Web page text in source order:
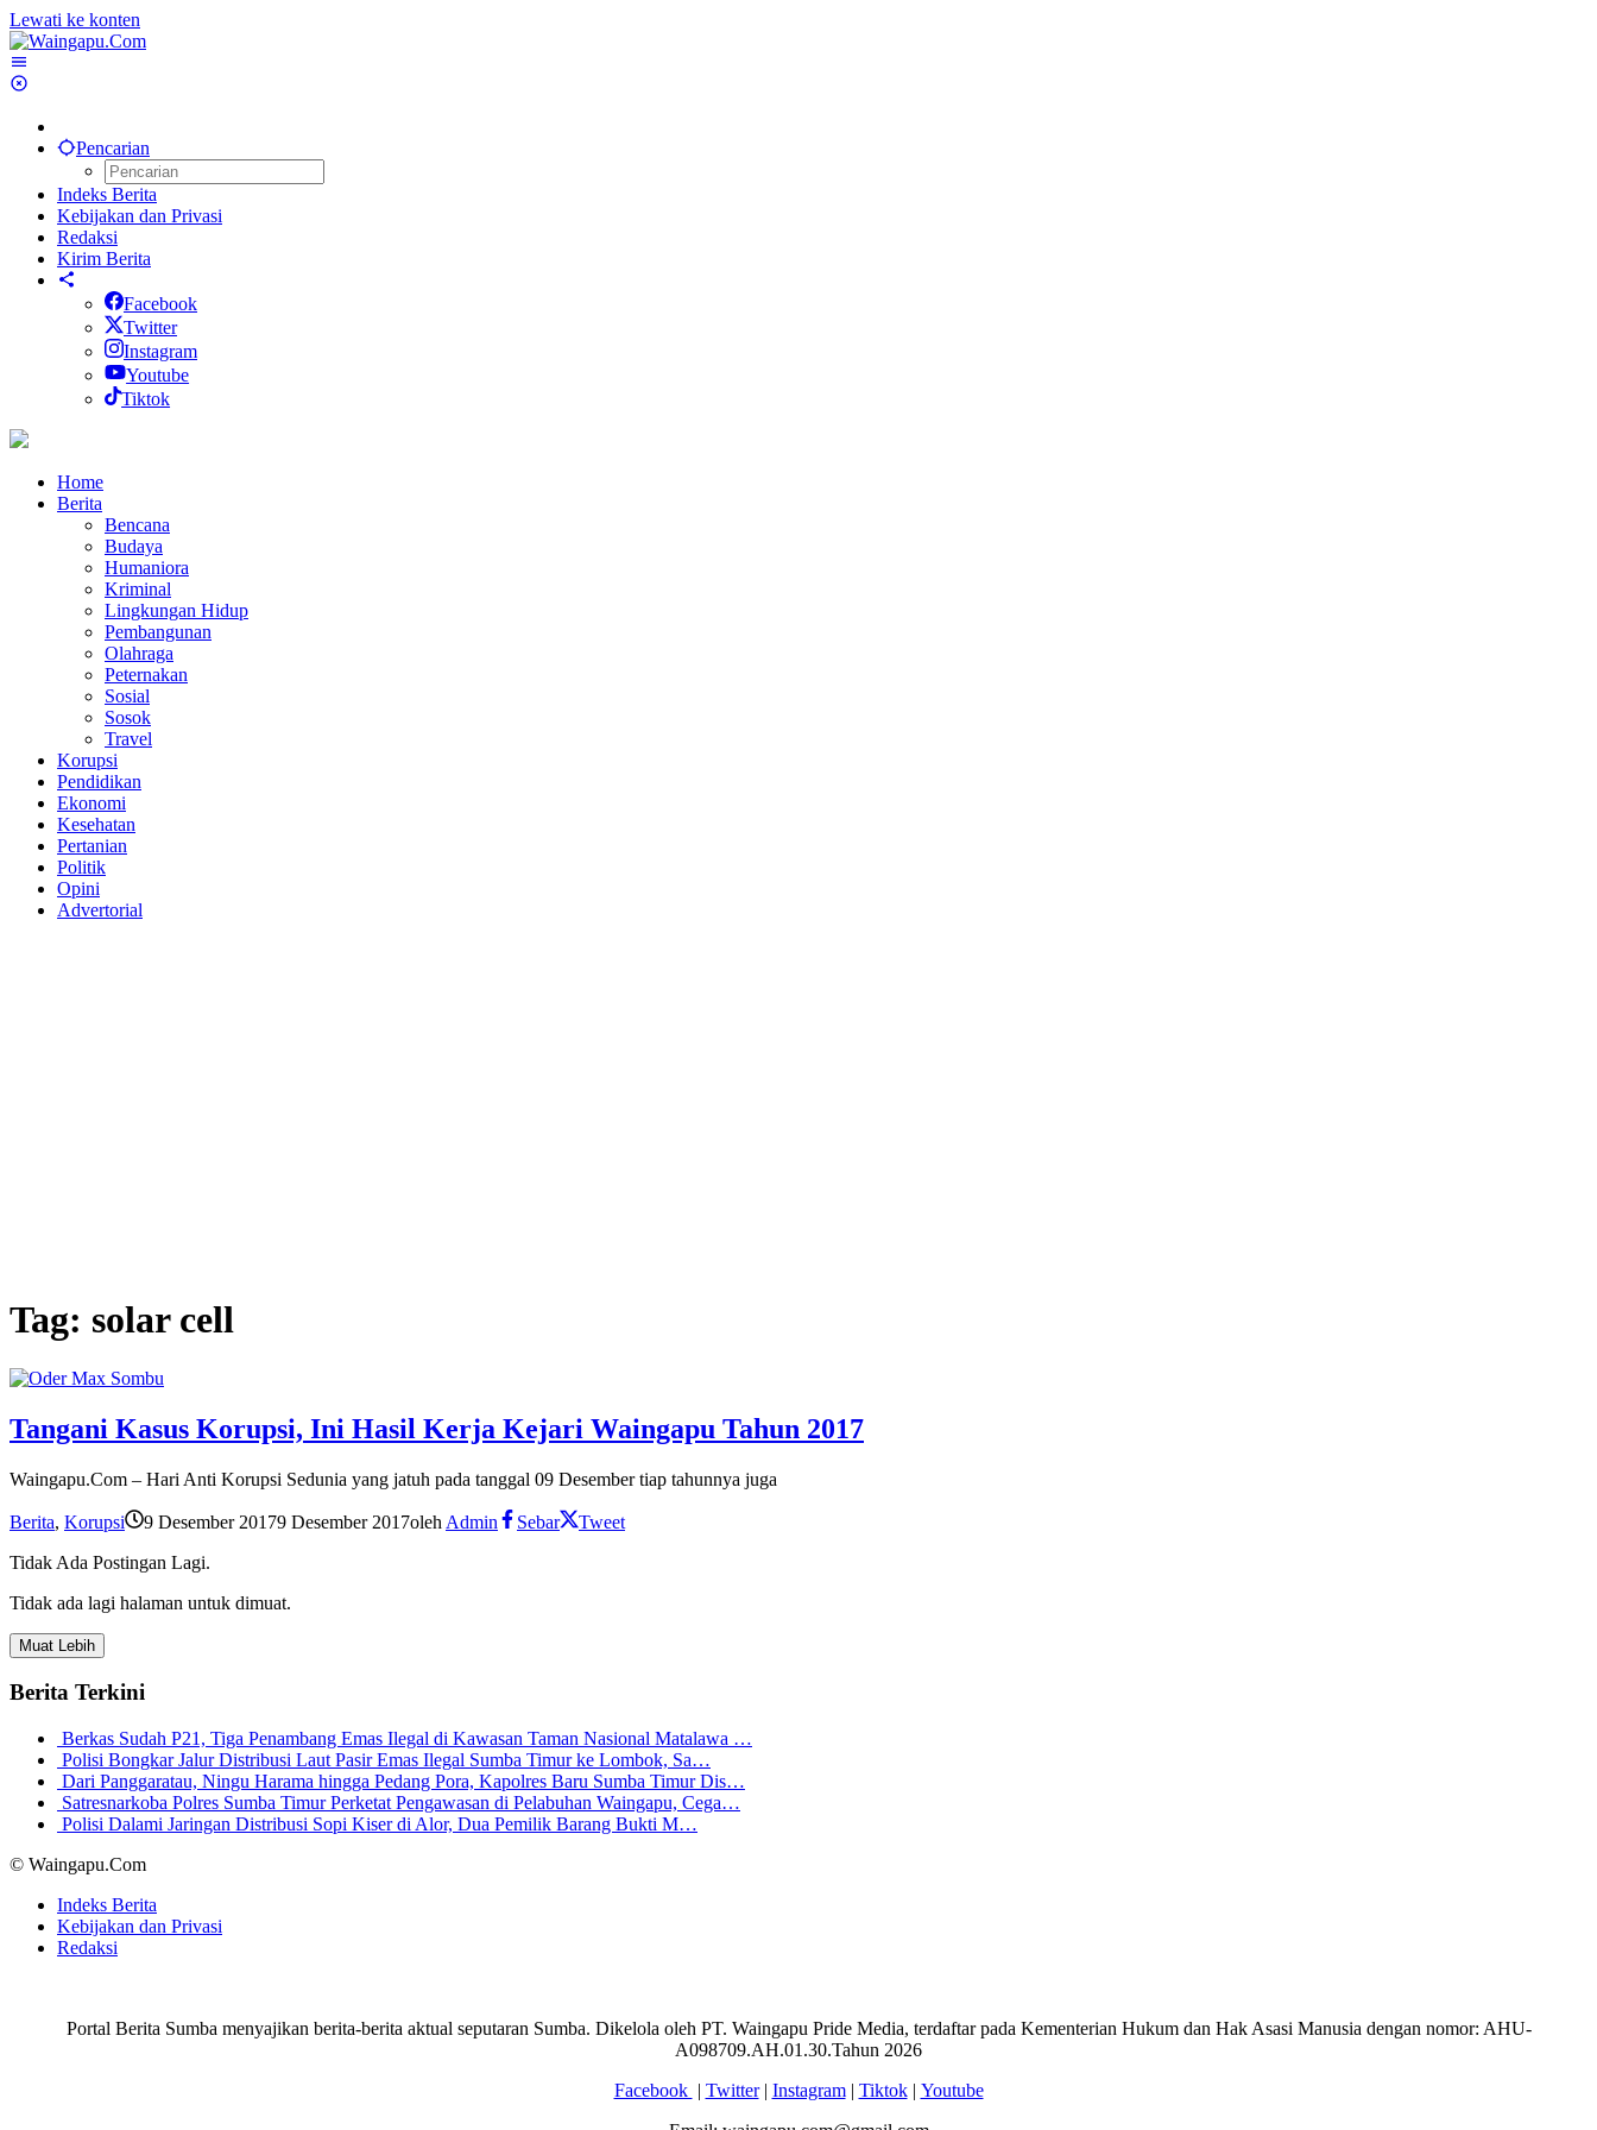
Lewati ke konten
Pencarian
Indeks Berita
Kebijakan dan Privasi
Redaksi
Kirim Berita
Facebook
Twitter
Instagram
Youtube
Tiktok
Home
Berita
Bencana
Budaya
Humaniora
Kriminal
Lingkungan Hidup
Pembangunan
Olahraga
Peternakan
Sosial
Sosok
Travel
Korupsi
Pendidikan
Ekonomi
Kesehatan
Pertanian
Politik
Opini
Advertorial
Tag: solar cell
Tangani Kasus Korupsi, Ini Hasil Kerja Kejari Waingapu Tahun 2017
Waingapu.Com – Hari Anti Korupsi Sedunia yang jatuh pada tanggal 09 Desember tiap tahunnya juga
Berita, Korupsi 9 Desember 20179 Desember 2017oleh Admin Sebar
Tweet
Tidak Ada Postingan Lagi.
Tidak ada lagi halaman untuk dimuat.
Muat Lebih
Berita Terkini
Berkas Sudah P21, Tiga Penambang Emas Ilegal di Kawasan Taman Nasional Matalawa …
Polisi Bongkar Jalur Distribusi Laut Pasir Emas Ilegal Sumba Timur ke Lombok, Sa…
Dari Panggaratau, Ningu Harama hingga Pedang Pora, Kapolres Baru Sumba Timur Dis…
Satresnarkoba Polres Sumba Timur Perketat Pengawasan di Pelabuhan Waingapu, Cega…
Polisi Dalami Jaringan Distribusi Sopi Kiser di Alor, Dua Pemilik Barang Bukti M…
© Waingapu.Com
Indeks Berita
Kebijakan dan Privasi
Redaksi
Portal Berita Sumba menyajikan berita-berita aktual seputaran Sumba. Dikelola oleh PT. Waingapu Pride Media, terdaftar pada Kementerian Hukum dan Hak Asasi Manusia dengan nomor: AHU-
A098709.AH.01.30.Tahun 2026
Facebook | Twitter| Instagram| Tiktok| Youtube